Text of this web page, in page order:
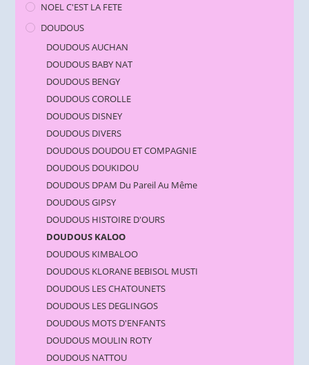
NOEL C'EST LA FETE
DOUDOUS
DOUDOUS AUCHAN
DOUDOUS BABY NAT
DOUDOUS BENGY
DOUDOUS COROLLE
DOUDOUS DISNEY
DOUDOUS DIVERS
DOUDOUS DOUDOU ET COMPAGNIE
DOUDOUS DOUKIDOU
DOUDOUS DPAM Du Pareil Au Même
DOUDOUS GIPSY
DOUDOUS HISTOIRE D'OURS
DOUDOUS KALOO
DOUDOUS KIMBALOO
DOUDOUS KLORANE BEBISOL MUSTI
DOUDOUS LES CHATOUNETS
DOUDOUS LES DEGLINGOS
DOUDOUS MOTS D'ENFANTS
DOUDOUS MOULIN ROTY
DOUDOUS NATTOU